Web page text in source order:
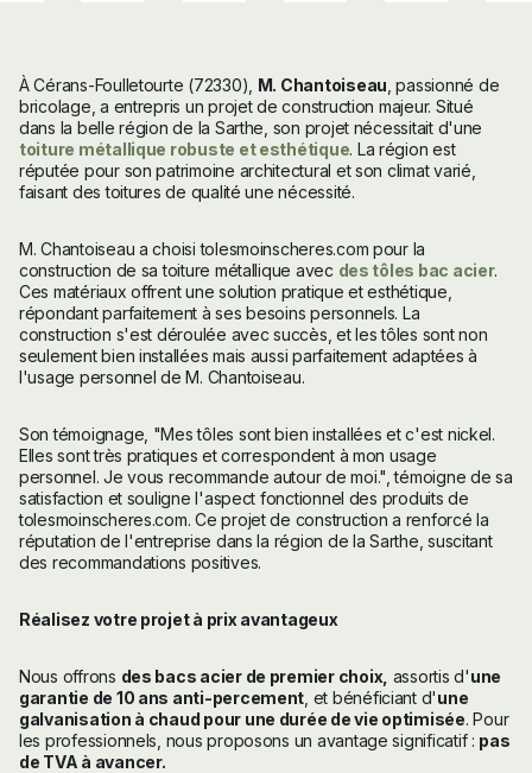
À Cérans-Foulletourte (72330), M. Chantoiseau , passionné de
bricolage, a entrepris un projet de construction majeur. Situé
dans la belle région de la Sarthe, son projet nécessitait d'une
toiture métallique robuste et esthétique. La région est
réputée pour son patrimoine architectural et son climat varié,
faisant des toitures de qualité une nécessité.
M. Chantoiseau a choisi tolesmoinscheres.com pour la
construction de sa toiture métallique avec des tôles bac acier.
Ces matériaux offrent une solution pratique et esthétique,
répondant parfaitement à ses besoins personnels. La
construction s'est déroulée avec succès, et les tôles sont non
seulement bien installées mais aussi parfaitement adaptées à
l'usage personnel de M. Chantoiseau.
Son témoignage, "Mes tôles sont bien installées et c'est nickel.
Elles sont très pratiques et correspondent à mon usage
personnel. Je vous recommande autour de moi.", témoigne de sa
satisfaction et souligne l'aspect fonctionnel des produits de
tolesmoinscheres.com. Ce projet de construction a renforcé la
réputation de l'entreprise dans la région de la Sarthe, suscitant
des recommandations positives.
Réalisez votre projet à prix avantageux
Nous offrons des bacs acier de premier choix, assortis d'une
garantie de 10 ans anti-percement , et bénéficiant d'une
galvanisation à chaud pour une durée de vie optimisée. Pour
les professionnels, nous proposons un avantage significatif : pas
de TVA à avancer.